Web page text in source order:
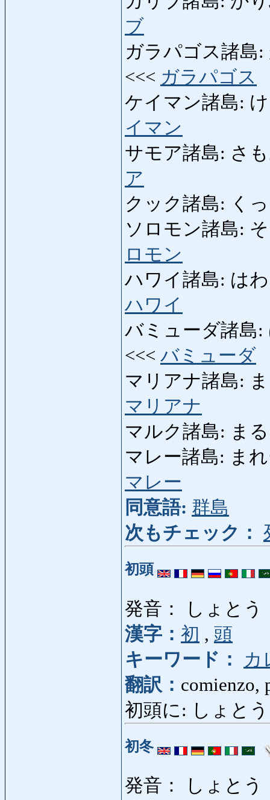
ブ
ガラパゴス諸島:
<<< ガラパゴス
ケイマン諸島:
イマン
サモア諸島: さ
ア
クック諸島: く
ソロモン諸島:
ロモン
ハワイ諸島: は
ハワイ
バミューダ諸島:
<<< バミューダ
マリアナ諸島:
マリアナ
マルク諸島: ま
マレー諸島: ま
マレー
同意語: 群島
次もチェック：
初頭
発音： しょとう
漢字： 初 , 頭
キーワード：
カ
翻訳： comienzo,
初頭に: しょとう
初冬
発音： しょとう